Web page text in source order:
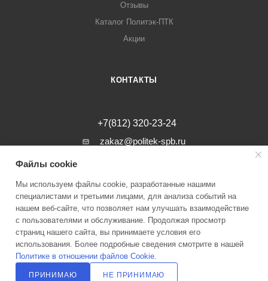
Отзывы
Каталог Политэк-ПТК
Акции
КОНТАКТЫ
+7(812) 320-23-24
zakaz@politek-spb.ru
г. Санкт-Петербург, Минеральная ул, д.
2026 © Инженерные системы Политэк СПБ Все права защищены
Файлы cookie
Мы используем файлы cookie, разработанные нашими
специалистами и третьими лицами, для анализа событий на
нашем веб-сайте, что позволяет нам улучшать взаимодействие
с пользователями и обслуживание. Продолжая просмотр
страниц нашего сайта, вы принимаете условия его
использования. Более подробные сведения смотрите в нашей
Политике в отношении файлов Cookie.
ПРИНИМАЮ НЕ ПРИНИМАЮ